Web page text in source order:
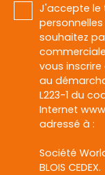
J'accepte le
personnelles
souhaitez
vous
au
L223-1 du
Internet
adressé à :
Société
BLOIS CEDEX.